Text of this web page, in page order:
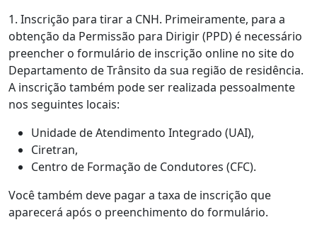
1. Inscrição para tirar a CNH. Primeiramente, para a
obtenção da Permissão para Dirigir (PPD) é necessário
preencher o formulário de inscrição online no site do
Departamento de Trânsito da sua região de residência.
A inscrição também pode ser realizada pessoalmente
nos seguintes locais:
Unidade de Atendimento Integrado (UAI),
Ciretran,
Centro de Formação de Condutores (CFC).
Você também deve pagar a taxa de inscrição que
aparecerá após o preenchimento do formulário.